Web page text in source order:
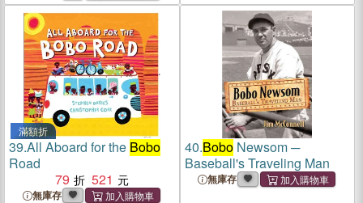
滿額折
39.All Aboard for the Bobo
Road
79
521
無庫存
40.BoboNewsom ─
Baseball's Traveling Man
無庫存